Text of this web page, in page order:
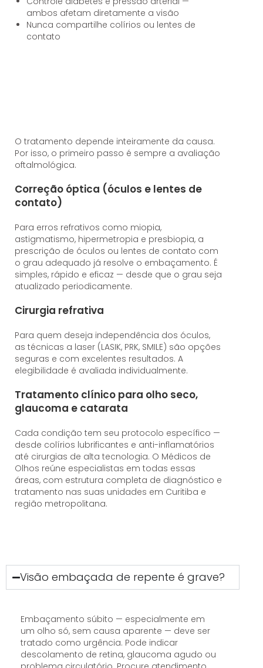
ambos afetam diretamente a visão
Nunca compartilhe colírios ou lentes de
contato
O tratamento depende inteiramente da causa.
Por isso, o primeiro passo é sempre a avaliação
oftalmológica.
Correção óptica (óculos e lentes de
contato)
Para erros refrativos como miopia,
astigmatismo, hipermetropia e presbiopia, a
prescrição de óculos ou lentes de contato com
o grau adequado já resolve o embaçamento. É
simples, rápido e eficaz — desde que o grau seja
atualizado periodicamente.
Cirurgia refrativa
Para quem deseja independência dos óculos,
as técnicas a laser (LASIK, PRK, SMILE) são opções
seguras e com excelentes resultados. A
elegibilidade é avaliada individualmente.
Tratamento clínico para olho seco,
glaucoma e catarata
Cada condição tem seu protocolo específico —
desde colírios lubrificantes e anti-inflamatórios
até cirurgias de alta tecnologia. O Médicos de
Olhos reúne especialistas em todas essas
áreas, com estrutura completa de diagnóstico e
tratamento nas suas unidades em Curitiba e
região metropolitana.
Visão embaçada de repente é grave?
Embaçamento súbito — especialmente em
um olho só, sem causa aparente — deve ser
tratado como urgência. Pode indicar
descolamento de retina, glaucoma agudo ou